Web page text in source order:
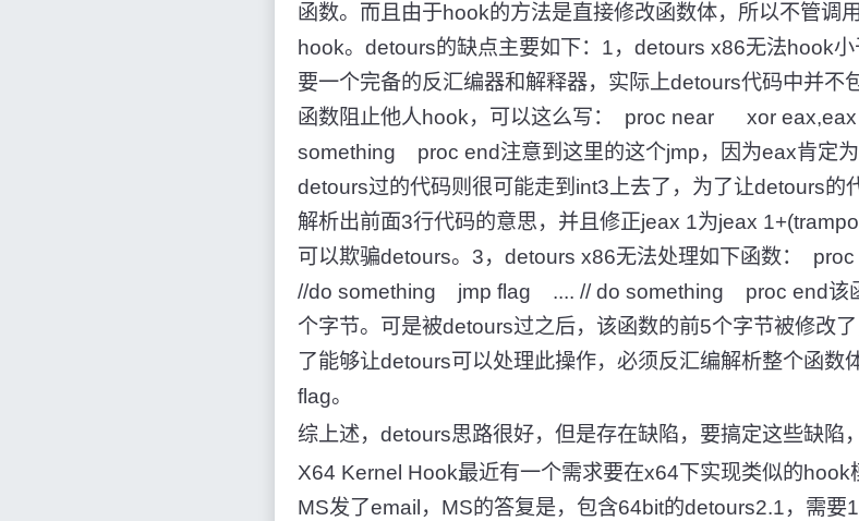
函数。而且由于hook的方法是直接修改函数体，所以不管调
hook。detours的缺点主要如下：1，detours x86无法hook
要一个完备的反汇编器和解释器，实际上detours代码中并不
函数阻止他人hook，可以这么写： proc near xor
something proc end注意到这里的这个jmp，因为eax肯定
detours过的代码则很可能走到int3上去了，为了让detours的
解析出前面3行代码的意思，并且修正jeax 1为jeax
可以欺骗detours。3，detours x86无法处理如下函数：
//do something jmp flag .... // do something proc end该
个字节。可是被detours过之后，该函数的前5个字节被修改
了能够让detours可以处理此操作，必须反汇编解析整个函数
flag。
综上述，detours思路很好，但是存在缺陷，要搞定这些缺陷
X64 Kernel Hook最近有一个需求要在x64下实现类似的
MS发了email，MS的答复是，包含64bit的detours2.1，需要